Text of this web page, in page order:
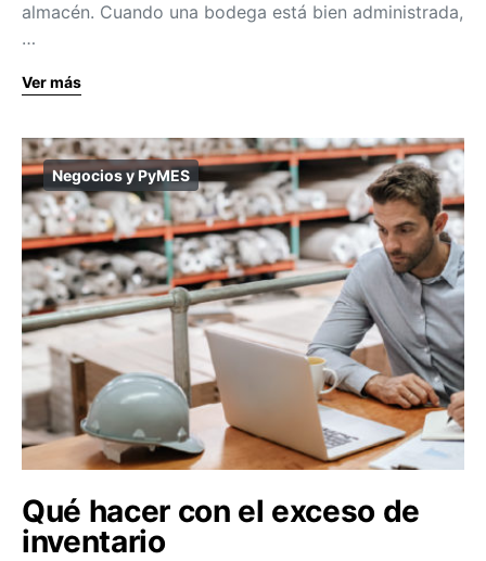
almacén. Cuando una bodega está bien administrada,
…
Ver más
Negocios y PyMES
Qué hacer con el exceso de
inventario